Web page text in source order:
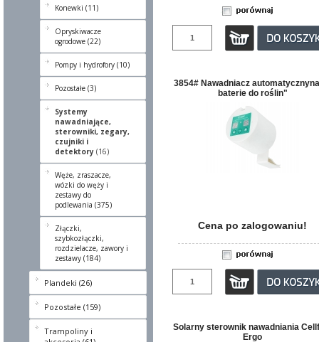
Konewki (11)
Opryskiwacze
ogrodowe (22)
Pompy i hydrofory (10)
Pozostałe (3)
Systemy
nawadniające,
sterowniki, zegary,
czujniki i
detektory (16)
Węże, zraszacze,
wózki do węży i
zestawy do
podlewania (375)
Złączki,
szybkozłączki,
rozdzielacze, zawory i
zestawy (184)
Plandeki (26)
Pozostałe (159)
Trampoliny i
3854# Nawadniacz
baterie do roślin"
Cena po zalogowaniu!
Solarny sterownik nawadniania
Ergo